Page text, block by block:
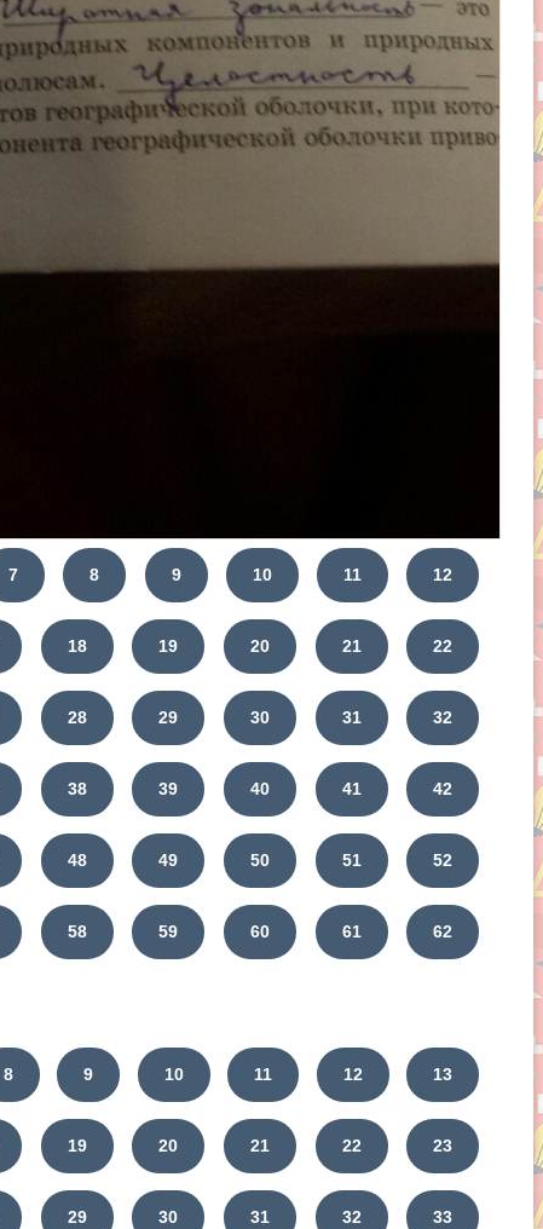
7 8 9 10 11 12
18 19 20 21 22
28 29 30 31 32
38 39 40 41 42
48 49 50 51 52
58 59 60 61 62
8 9 10 11 12 13
19 20 21 22 23
29 30 31 32 33